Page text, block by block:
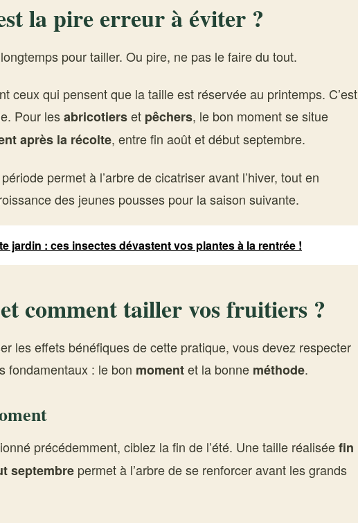
la pire erreur à éviter ?
pour tailler. Ou pire, ne pas le faire du tout.
ceux qui pensent que la taille est réservée au printemps. C’est
Pour lesabricotierset pêchers, le bon moment se situe
après la récolte, entre fin août et début septembre.
permet à l’arbre de cicatriser avant l’hiver, tout en
des jeunes pousses pour la saison suivante.
jardin : ces insectes dévastent vos plantes à la rentrée !
comment tailler vos fruitiers ?
les effets bénéfiques de cette pratique, vous devez respecter
fondamentaux : le bon momentet la bonne méthode.
précédemment, ciblez la fin de l’été. Une taille réaliséefin
septembre permet à l’arbre de se renforcer avant les grands